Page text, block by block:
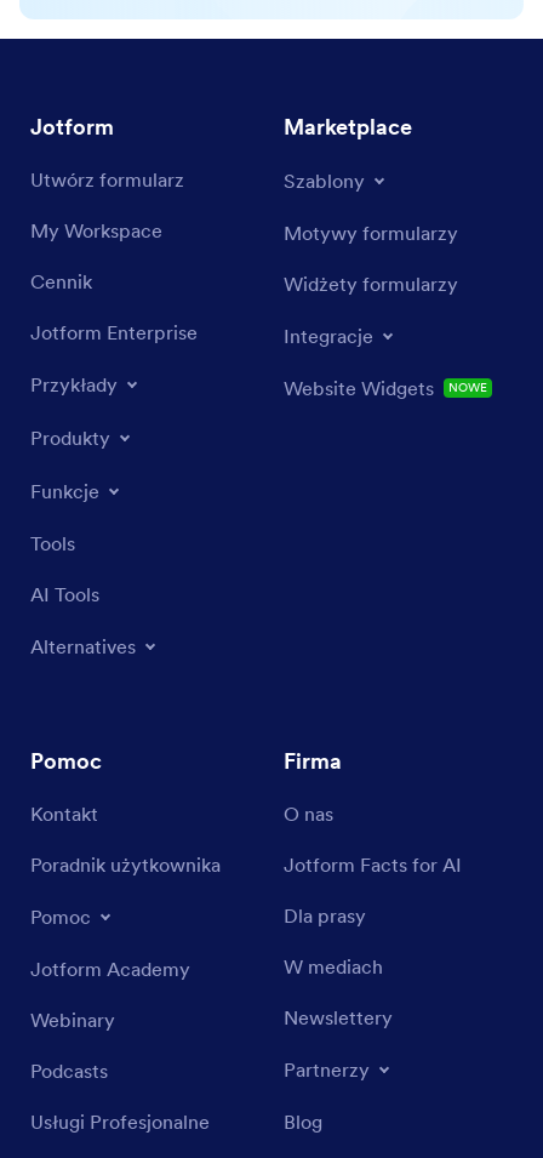
Jotform
Utwórz formularz
My Workspace
Cennik
Jotform Enterprise
Przykłady
Produkty
Funkcje
Tools
AI Tools
Alternatives
Marketplace
Szablony
Motywy formularzy
Widżety formularzy
Integracje
Website Widgets NOWE
Pomoc
Kontakt
Poradnik użytkownika
Pomoc
Jotform Academy
Webinary
Podcasts
Usługi Profesjonalne
Firma
O nas
Jotform Facts for AI
Dla prasy
W mediach
Newslettery
Partnerzy
Blog